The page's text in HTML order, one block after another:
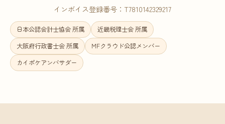
インボイス登録番号：T7810142329217
日本公認会計士協会 所属
近畿税理士会 所属
大阪府行政書士会 所属
MFクラウド公認メンバー
カイポケアンバサダー